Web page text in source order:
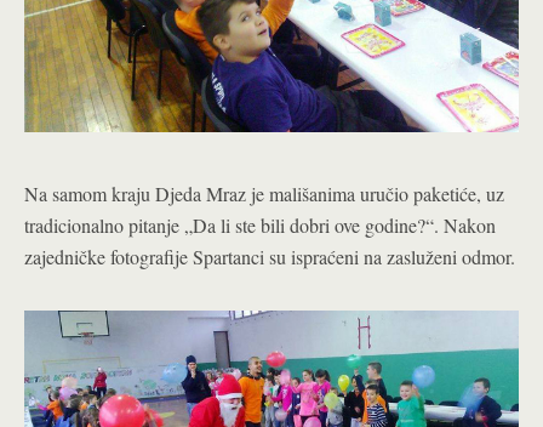
Na samom kraju Djeda Mraz je mališanima uručio paketiće, uz
tradicionalno pitanje „Da li ste bili dobri ove godine?“. Nakon
zajedničke fotografije Spartanci su ispraćeni na zasluženi odmor.